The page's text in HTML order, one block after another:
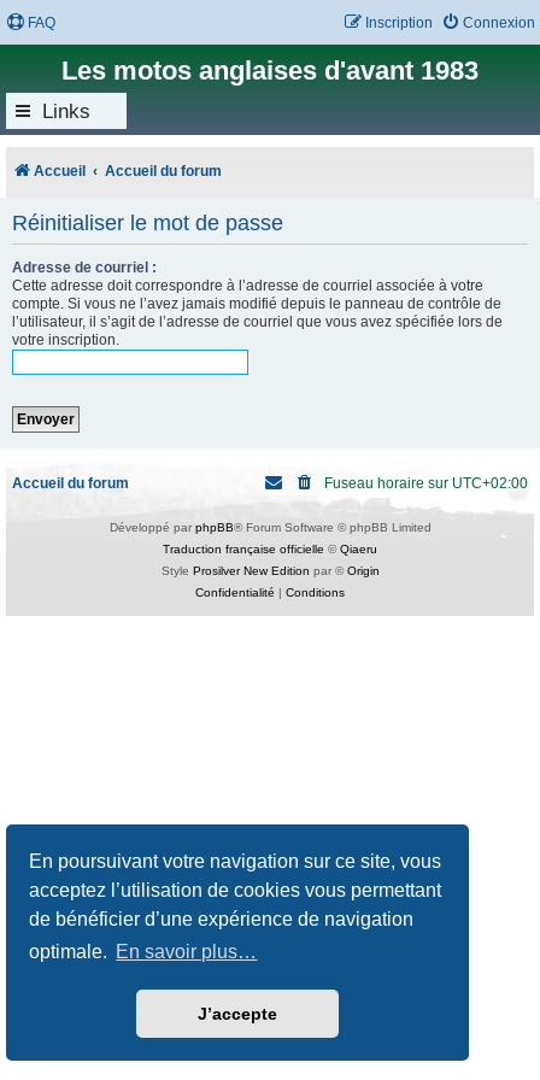
En poursuivant votre navigation sur ce site, vous
acceptez l’utilisation de cookies vous permettant
de bénéficier d’une expérience de navigation
optimale. En savoir plus…
J’accepte
FAQ Connexion
Inscription
Les motos anglaises d'avant 1983
Links
Accueil Accueil du forum
Réinitialiser le mot de passe
Adresse de courriel :
Cette adresse doit correspondre à l’adresse de courriel associée à votre
compte. Si vous ne l’avez jamais modifié depuis le panneau de contrôle de
l’utilisateur, il s’agit de l’adresse de courriel que vous avez spécifiée lors de
votre inscription.
Accueil du forum Fuseau horaire sur UTC+02:00
Développé par phpBB® Forum Software © phpBB Limited
Traduction française officielle ©Qiaeru
Style Prosilver New Edition par ©Origin
Confidentialité
Conditions